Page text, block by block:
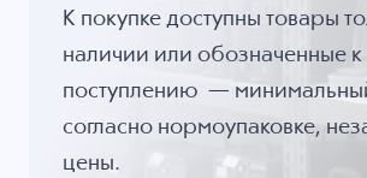
К покупке доступны товары
наличии или обозначенные к
поступлению —
согласно нормоупаковке,
цены.